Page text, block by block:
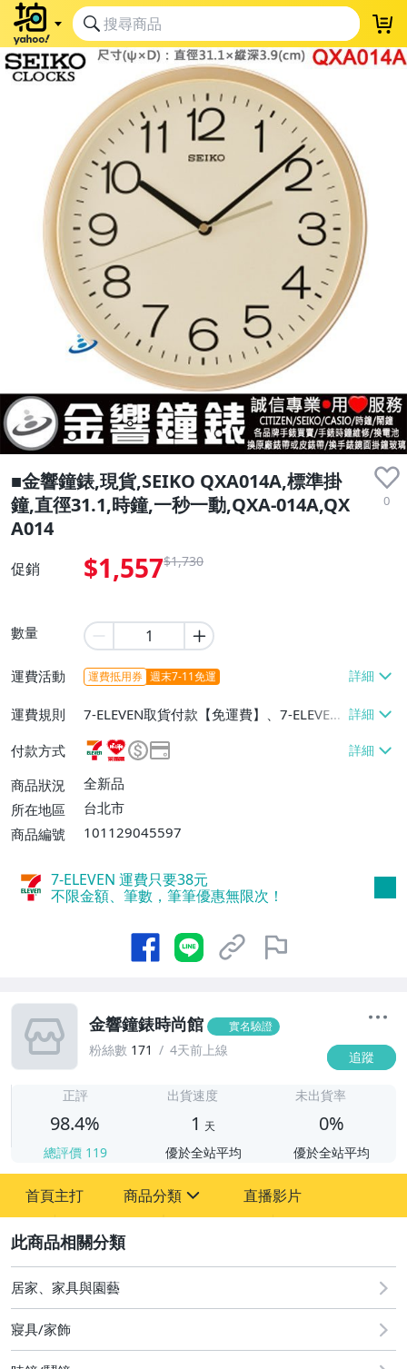
■金響鐘錶,現貨,SEIKO QXA014A,標準掛
鐘,直徑31.1,時鐘,一秒一動,QXA-014A,QX
A014
0
促銷 $1,557$1,730
數量
運費活動 運費抵用券 週末7-11免運
運費規則
7-ELEVEN取貨付款【免運費】、7-ELEVEN
取貨不付款【免運費】、萊爾富取貨付款
【免運費】、郵局掛號【免運費】
付款方式
商品狀況
全新品
所在地區
台北市
商品編號
101129045597
7-ELEVEN 運費只要38元
不限金額、筆數，筆筆優惠無限次！
金響鐘錶時尚館 實名驗證
粉絲數 171 4天前上線 追蹤
正評
98.4%
總評價 119
出貨速度
1 天
優於全站平均
未出貨率
0%
優於全站平均
首頁主打 商品分類
居家、家具與園藝
手錶與飾品配件
直播影片
居家、家具與園藝
寢具/家飾